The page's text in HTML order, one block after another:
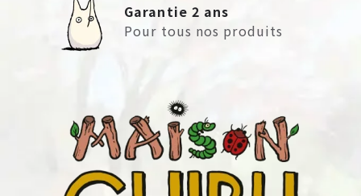
Garantie 2 ans
Pour tous nos produits